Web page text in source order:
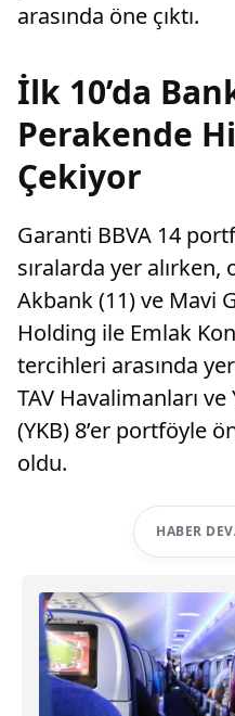
arasında öne çıktı.
İlk 10’da
Perakende
Çekiyor
Garanti BBVA 14
sıralarda yer
Akbank (11) ve Mavi
Holding ile Emlak
tercihleri arasında
TAV Havalimanları ve
(YKB) 8’er portföyle
oldu.
HABER